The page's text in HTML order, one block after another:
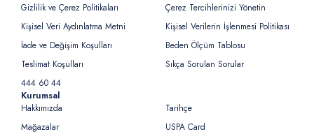
Gizlilik ve Çerez Politikaları
Çerez Tercihlerinizi Yönetin
Kişisel Veri Aydınlatma Metni
Kişisel Verilerin İşlenmesi Politikası
İade ve Değişim Koşulları
Beden Ölçüm Tablosu
Teslimat Koşulları
Sıkça Sorulan Sorular
444 60 44
Kurumsal
Hakkımızda
Tarihçe
Mağazalar
USPA Card